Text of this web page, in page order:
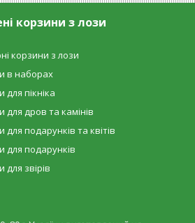
корзини з лози
корзини з лози
в наборах
для пікніка
для дров та камінів
для подарунків та квітів
для подарунків
для звірів